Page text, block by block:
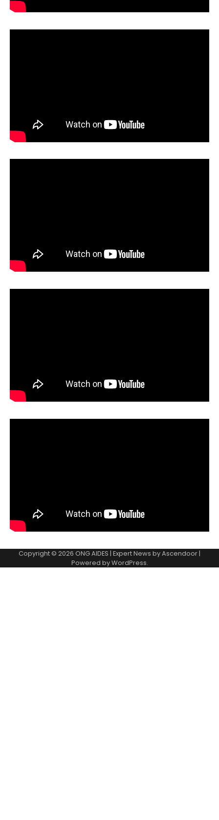
Copyright © 2026 ONG AIDES | Expert News byAscendoor |
Powered byWordPress.